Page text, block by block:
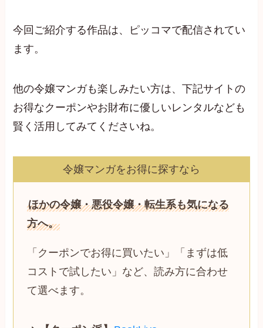
今回ご紹介する作品は、ピッコマで配信されてい
ます。
他の令嬢マンガも楽しみたい方は、下記サイトの
お得なクーポンやお財布に優しいレンタルなども
賢く活用してみてくださいね。
令嬢マンガをお得に探すなら
ほかの令嬢・悪役令嬢・転生系も気になる
方へ。
「クーポンでお得に買いたい」「まずは低
コストで試したい」など、読み方に合わせ
て選べます。